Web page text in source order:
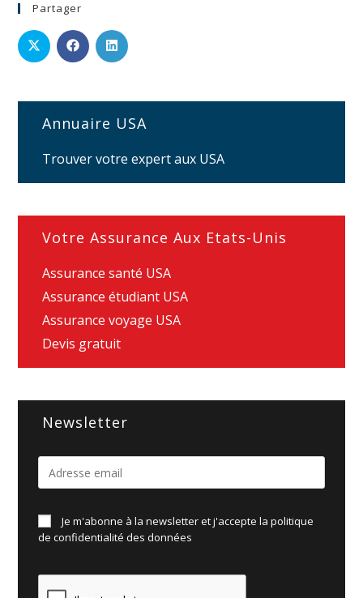
Partager
Annuaire USA
Trouver votre expert aux USA
Votre Assurance Aux Etats-Unis
Assurance santé USA
Assurance étudiant USA
Assurance voyage USA
Devis gratuit
Newsletter
Je m'abonne à la newsletter et j'accepte la politique
deconfidentialité des données